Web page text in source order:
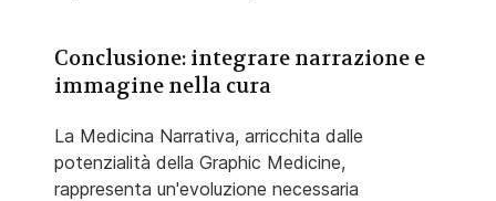
Conclusione: integrare narrazione e
immagine nella cura
La Medicina Narrativa, arricchita dalle
potenzialità della Graphic Medicine,
rappresenta un'evoluzione necessaria